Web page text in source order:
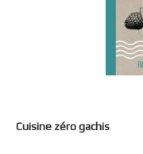
Cuisine zéro gachis